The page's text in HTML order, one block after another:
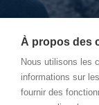
CIBOR
À propos des
Nous utilisons les
informations sur
fournir des